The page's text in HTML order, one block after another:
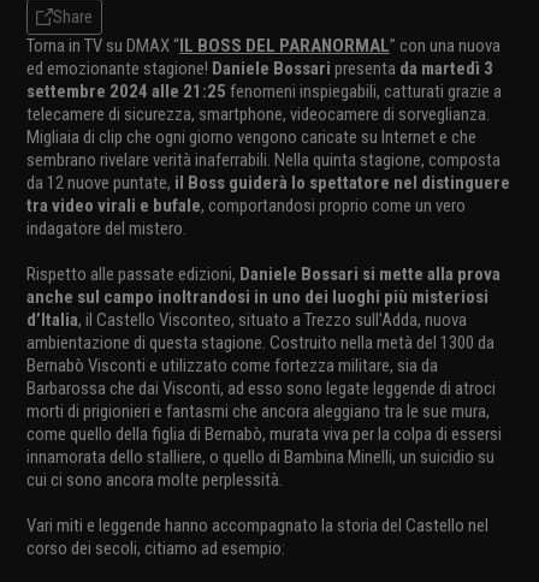
Share
Torna in TV su DMAX “IL BOSS DEL PARANORMAL” con una nuova
ed emozionante stagione! Daniele Bossari presenta da martedì 3
settembre 2024 alle 21:25 fenomeni inspiegabili, catturati grazie a
telecamere di sicurezza, smartphone, videocamere di sorveglianza.
Migliaia di clip che ogni giorno vengono caricate su Internet e che
sembrano rivelare verità inaferrabili. Nella quinta stagione, composta
da 12 nuove puntate, il Boss guiderà lo spettatore nel distinguere
tra video virali e bufale, comportandosi proprio come un vero
indagatore del mistero.
Rispetto alle passate edizioni, Daniele Bossari si mette alla prova
anche sul campo inoltrandosi in uno dei luoghi più misteriosi
d’Italia, il Castello Visconteo, situato a Trezzo sull’Adda, nuova
ambientazione di questa stagione. Costruito nella metà del 1300 da
Bernabò Visconti e utilizzato come fortezza militare, sia da
Barbarossa che dai Visconti, ad esso sono legate leggende di atroci
morti di prigionieri e fantasmi che ancora aleggiano tra le sue mura,
come quello della figlia di Bernabò, murata viva per la colpa di essersi
innamorata dello stalliere, o quello di Bambina Minelli, un suicidio su
cui ci sono ancora molte perplessità.
Vari miti e leggende hanno accompagnato la storia del Castello nel
corso dei secoli, citiamo ad esempio: